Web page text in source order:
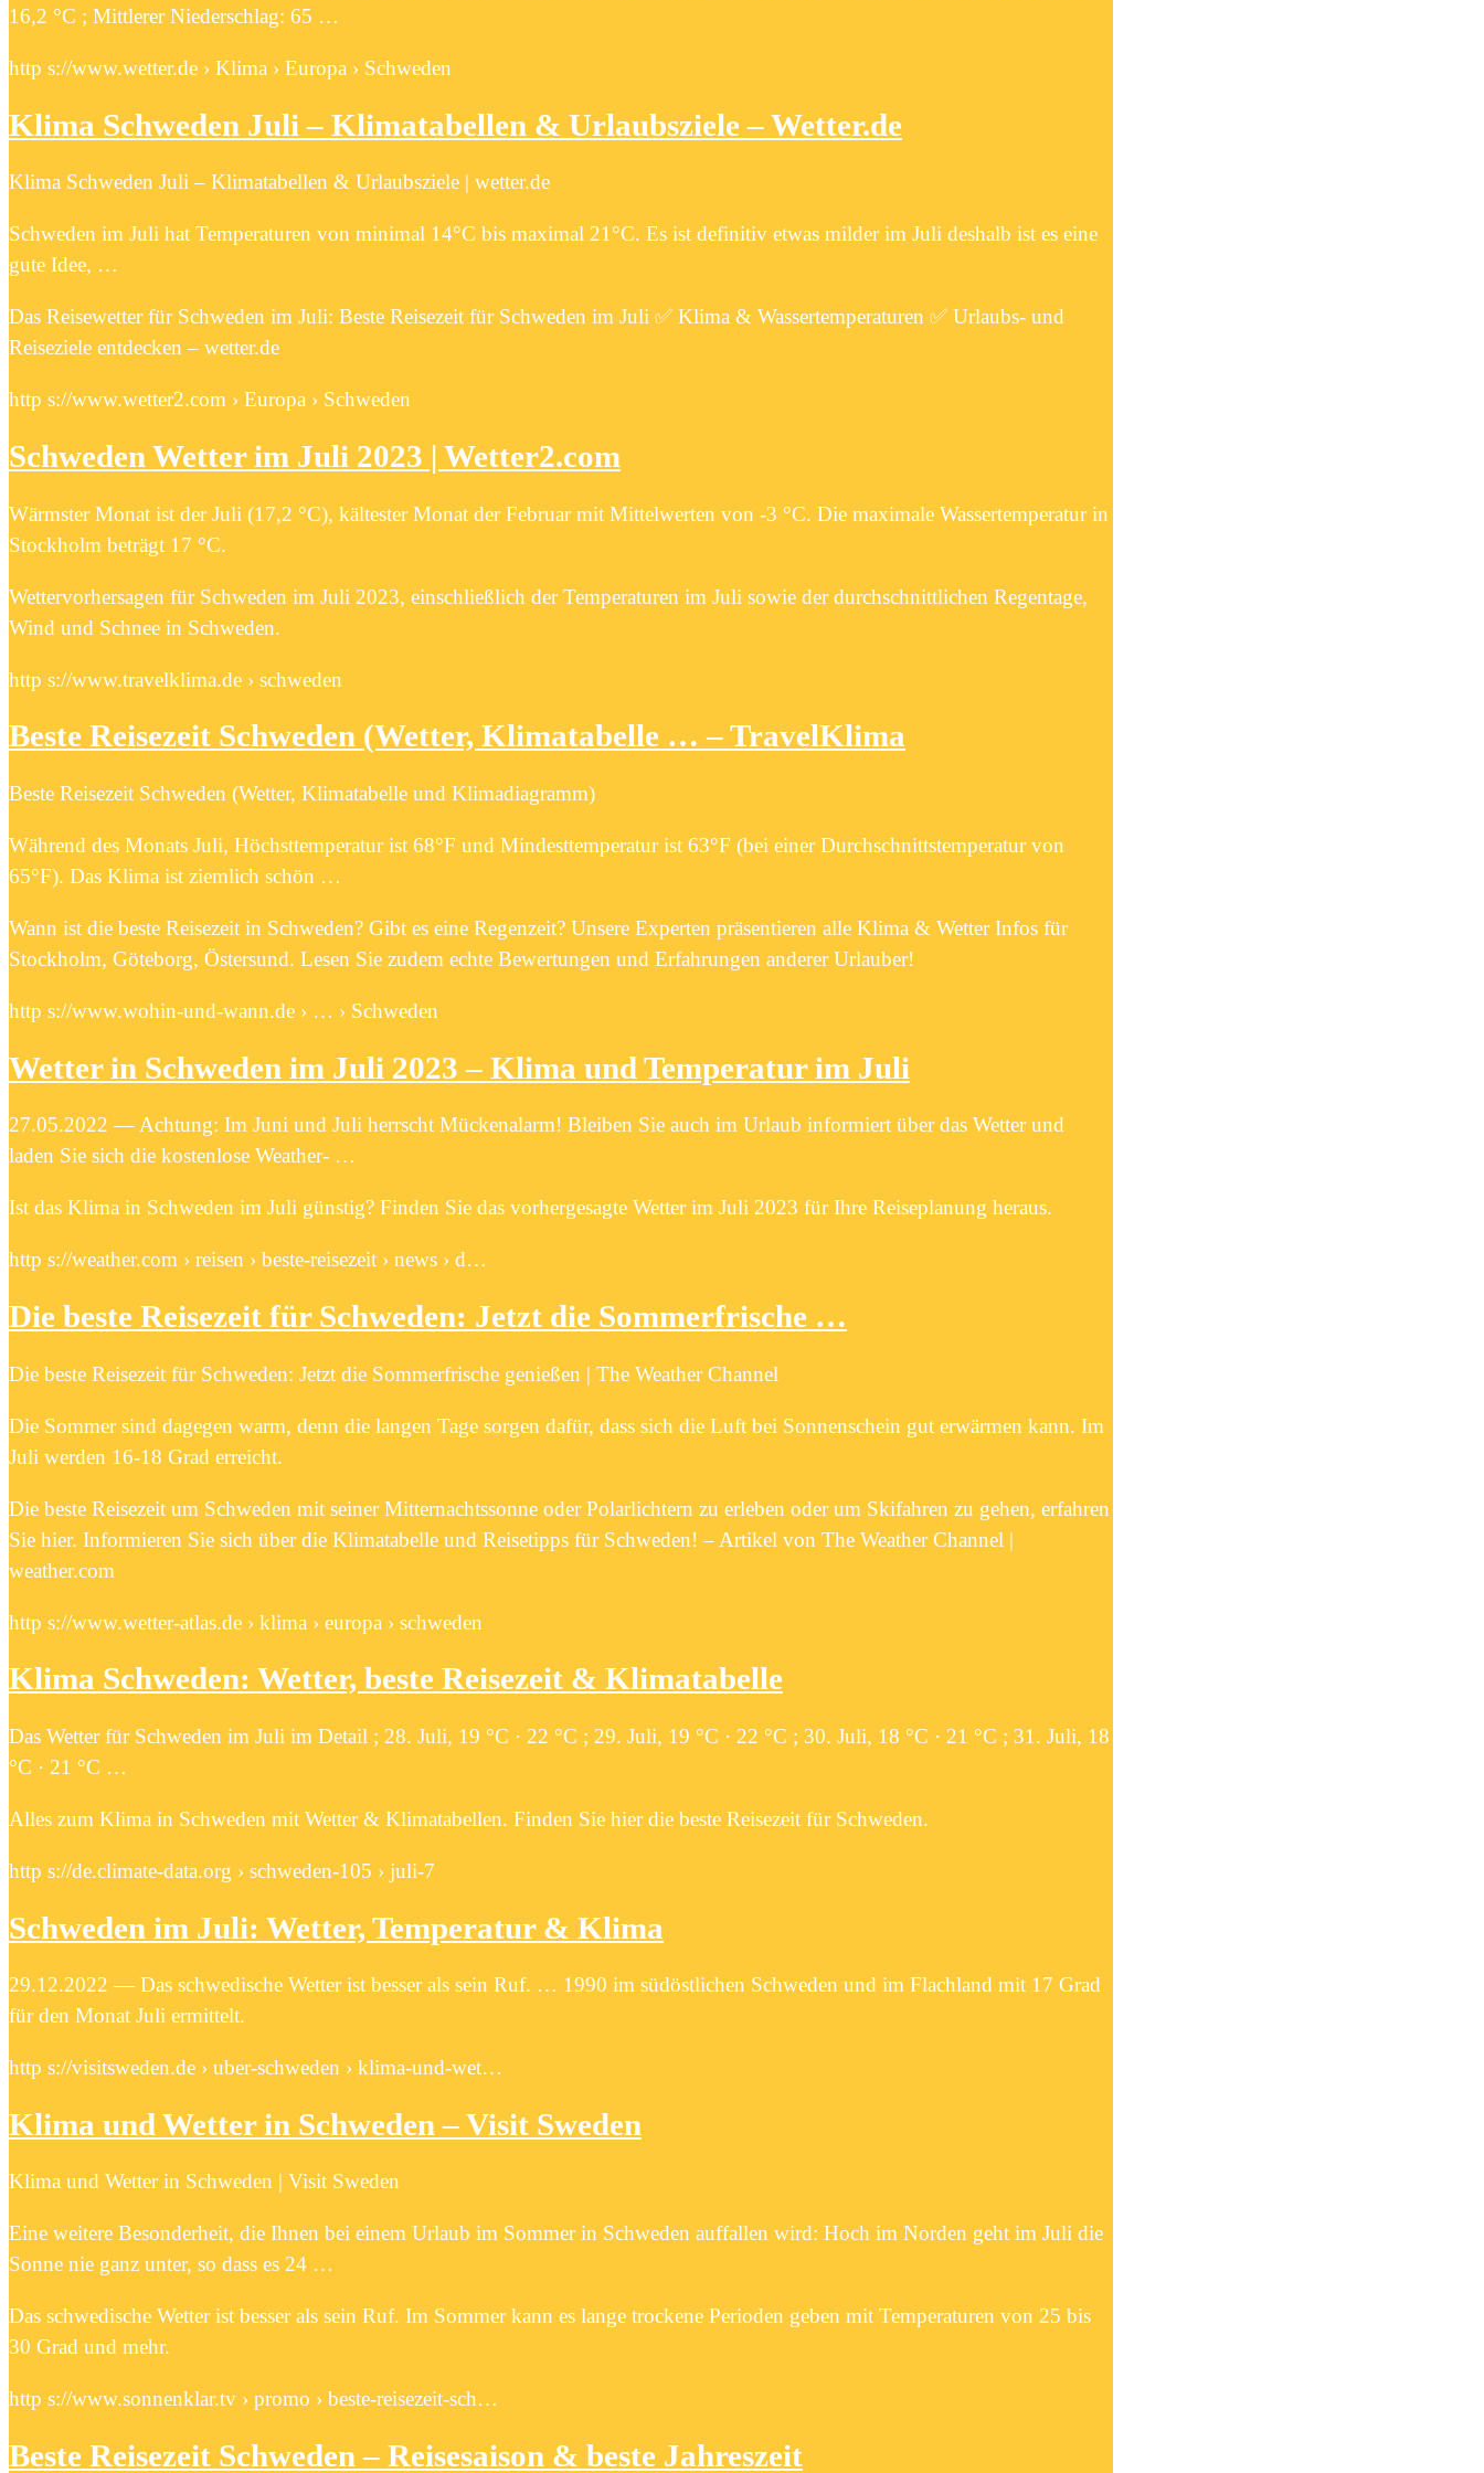
16,2 °C ; Mittlerer Niederschlag: 65 …
http s://www.wetter.de › Klima › Europa › Schweden
Klima Schweden Juli – Klimatabellen & Urlaubsziele – Wetter.de
Klima Schweden Juli – Klimatabellen & Urlaubsziele | wetter.de
Schweden im Juli hat Temperaturen von minimal 14°C bis maximal 21°C. Es ist definitiv etwas milder im Juli deshalb ist es eine
gute Idee, …
Das Reisewetter für Schweden im Juli: Beste Reisezeit für Schweden im Juli ✅ Klima & Wassertemperaturen ✅ Urlaubs- und
Reiseziele entdecken – wetter.de
http s://www.wetter2.com › Europa › Schweden
Schweden Wetter im Juli 2023 | Wetter2.com
Wärmster Monat ist der Juli (17,2 °C), kältester Monat der Februar mit Mittelwerten von -3 °C. Die maximale Wassertemperatur in
Stockholm beträgt 17 °C.
Wettervorhersagen für Schweden im Juli 2023, einschließlich der Temperaturen im Juli sowie der durchschnittlichen Regentage,
Wind und Schnee in Schweden.
http s://www.travelklima.de › schweden
Beste Reisezeit Schweden (Wetter, Klimatabelle … – TravelKlima
Beste Reisezeit Schweden (Wetter, Klimatabelle und Klimadiagramm)
Während des Monats Juli, Höchsttemperatur ist 68°F und Mindesttemperatur ist 63°F (bei einer Durchschnittstemperatur von
65°F). Das Klima ist ziemlich schön …
Wann ist die beste Reisezeit in Schweden? Gibt es eine Regenzeit? Unsere Experten präsentieren alle Klima & Wetter Infos für
Stockholm, Göteborg, Östersund. Lesen Sie zudem echte Bewertungen und Erfahrungen anderer Urlauber!
http s://www.wohin-und-wann.de › … › Schweden
Wetter in Schweden im Juli 2023 – Klima und Temperatur im Juli
27.05.2022 — Achtung: Im Juni und Juli herrscht Mückenalarm! Bleiben Sie auch im Urlaub informiert über das Wetter und
laden Sie sich die kostenlose Weather- …
Ist das Klima in Schweden im Juli günstig? Finden Sie das vorhergesagte Wetter im Juli 2023 für Ihre Reiseplanung heraus.
http s://weather.com › reisen › beste-reisezeit › news › d…
Die beste Reisezeit für Schweden: Jetzt die Sommerfrische …
Die beste Reisezeit für Schweden: Jetzt die Sommerfrische genießen | The Weather Channel
Die Sommer sind dagegen warm, denn die langen Tage sorgen dafür, dass sich die Luft bei Sonnenschein gut erwärmen kann. Im
Juli werden 16-18 Grad erreicht.
Die beste Reisezeit um Schweden mit seiner Mitternachtssonne oder Polarlichtern zu erleben oder um Skifahren zu gehen, erfahren
Sie hier. Informieren Sie sich über die Klimatabelle und Reisetipps für Schweden! – Artikel von The Weather Channel |
weather.com
http s://www.wetter-atlas.de › klima › europa › schweden
Klima Schweden: Wetter, beste Reisezeit & Klimatabelle
Das Wetter für Schweden im Juli im Detail ; 28. Juli, 19 °C · 22 °C ; 29. Juli, 19 °C · 22 °C ; 30. Juli, 18 °C · 21 °C ; 31. Juli, 18
°C · 21 °C …
Alles zum Klima in Schweden mit Wetter & Klimatabellen. Finden Sie hier die beste Reisezeit für Schweden.
http s://de.climate-data.org › schweden-105 › juli-7
Schweden im Juli: Wetter, Temperatur & Klima
29.12.2022 — Das schwedische Wetter ist besser als sein Ruf. … 1990 im südöstlichen Schweden und im Flachland mit 17 Grad
für den Monat Juli ermittelt.
http s://visitsweden.de › uber-schweden › klima-und-wet…
Klima und Wetter in Schweden – Visit Sweden
Klima und Wetter in Schweden | Visit Sweden
Eine weitere Besonderheit, die Ihnen bei einem Urlaub im Sommer in Schweden auffallen wird: Hoch im Norden geht im Juli die
Sonne nie ganz unter, so dass es 24 …
Das schwedische Wetter ist besser als sein Ruf. Im Sommer kann es lange trockene Perioden geben mit Temperaturen von 25 bis
30 Grad und mehr.
http s://www.sonnenklar.tv › promo › beste-reisezeit-sch…
Beste Reisezeit Schweden – Reisesaison & beste Jahreszeit